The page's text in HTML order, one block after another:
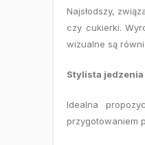
Najsłodszy,
czy cukierki.
wizualne są
Stylista jedzenia
Idealna
przygotowaniem